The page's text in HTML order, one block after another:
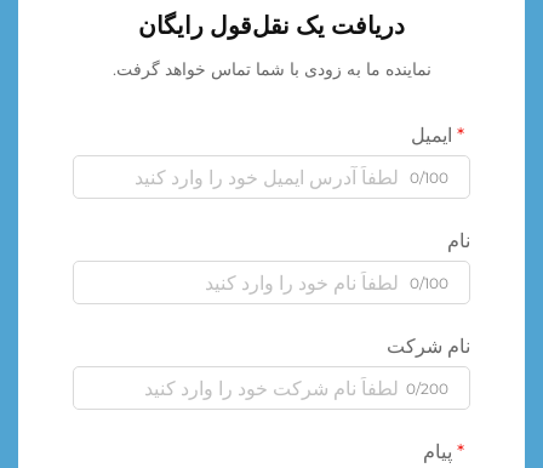
دریافت یک نقل‌قول رایگان
نماینده ما به زودی با شما تماس خواهد گرفت.
ایمیل
0/100
نام
0/100
نام شرکت
0/200
پیام